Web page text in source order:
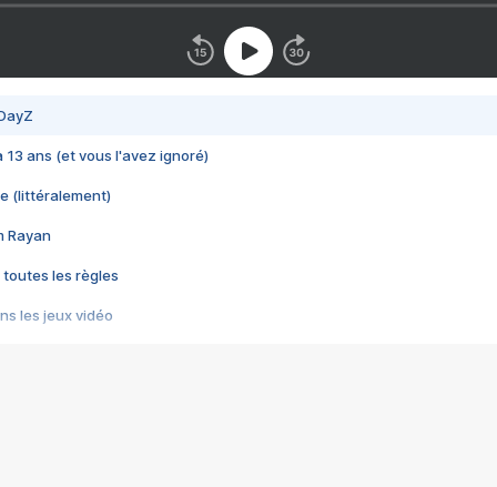
13 ans (et vous l'avez ignoré)
(littéralement)
Rayan
toutes les règles
les jeux vidéo